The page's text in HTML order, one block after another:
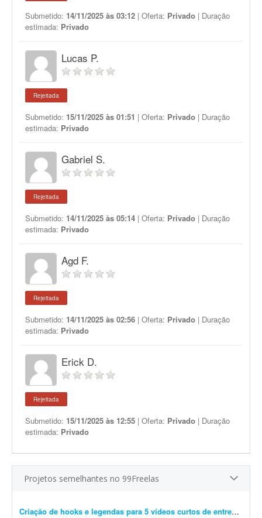
Submetido: 14/11/2025 às 03:12 | Oferta: Privado | Duração
estimada: Privado
Lucas P.
Rejeitada
Submetido: 15/11/2025 às 01:51 | Oferta: Privado | Duração
estimada: Privado
Gabriel S.
Rejeitada
Submetido: 14/11/2025 às 05:14 | Oferta: Privado | Duração
estimada: Privado
Agd F.
Rejeitada
Submetido: 14/11/2025 às 02:56 | Oferta: Privado | Duração
estimada: Privado
Erick D.
Rejeitada
Submetido: 15/11/2025 às 12:55 | Oferta: Privado | Duração
estimada: Privado
Projetos semelhantes no 99Freelas
Criação de hooks e legendas para 5 vídeos curtos de entrevistas